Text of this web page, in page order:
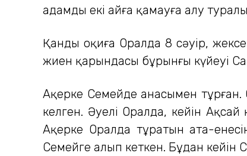
адамды екі айға қамауға алу
Қанды оқиға Оралда 8 сәуір,
жиен қарындасы бұрынғы күйеуі
Ақерке Семейде анасымен
келген. Әуелі Оралда, кейін Ақсай
Ақерке Оралда тұратын ата-
Семейге алып кеткен. Бұдан кейін